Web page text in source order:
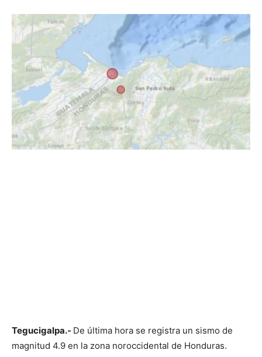
Tegucigalpa.- De última hora se registra un sismo de
magnitud 4.9 en la zona noroccidental de Honduras.